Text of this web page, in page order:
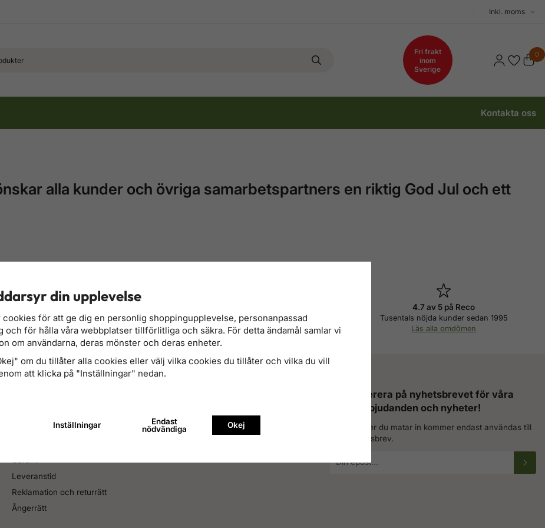
Välj
Fri frakt
inom
Sverige
0
Kontakta oss
alla kunder och övriga samarbetspartners en riktig God Jul och ett
Betala med Svea checkout
delbetalning, konto, kort m.m.
Läs mer om betalning
12-24 månaders garanti på alla produkter
Läs mer om garanti
4.7 av 5 på Reco
Tusentals nöjda kunder sedan 1995
Läs alla omdömen
Kontakta oss
Leveranstid
Reklamation och returrätt
Ångerrätt
Prenumerera på nyhetsbrevet för våra
bästa erbjudanden och nyheter!
De uppgifter du matar in kommer endast användas till
våra nyhetsbrev.
postadress
din upplevelse
cookies för att ge dig en personlig shoppingupplevelse, personanpassad
och för hålla våra webbplatser tillförlitliga och säkra. För detta ändamål samlar vi
om användarna, deras mönster och deras enheter.
om du tillåter alla cookies eller välj vilka cookies du tillåter och vilka du vill
att klicka på "Inställningar" nedan.
Inställningar
Endast
nödvändiga
Okej